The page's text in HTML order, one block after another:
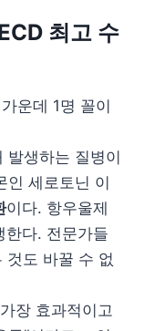
최고 수
운데 1명 꼴이
발생하는 질병이
인 세로토닌 이
이다. 항우울제
한다. 전문가들
것도 바꿀 수 없
장 효과적이고